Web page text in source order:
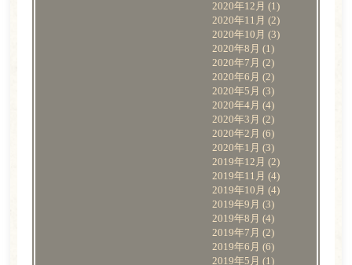
2020年12月 (1)
2020年11月 (2)
2020年10月 (3)
2020年8月 (1)
2020年7月 (2)
2020年6月 (2)
2020年5月 (3)
2020年4月 (4)
2020年3月 (2)
2020年2月 (6)
2020年1月 (3)
2019年12月 (2)
2019年11月 (4)
2019年10月 (4)
2019年9月 (3)
2019年8月 (4)
2019年7月 (2)
2019年6月 (6)
2019年5月 (1)